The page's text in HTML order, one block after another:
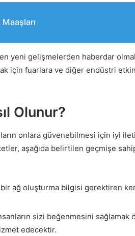
yeni gelişmelerden haberdar
için fuarlara ve diğer endüstri
Olunur?
onlara güvenebilmesi için iyi
aşağıda belirtilen geçmişe
ağ oluşturma bilgisi gerektiren
sizi beğenmesini sağlamak
edecektir.